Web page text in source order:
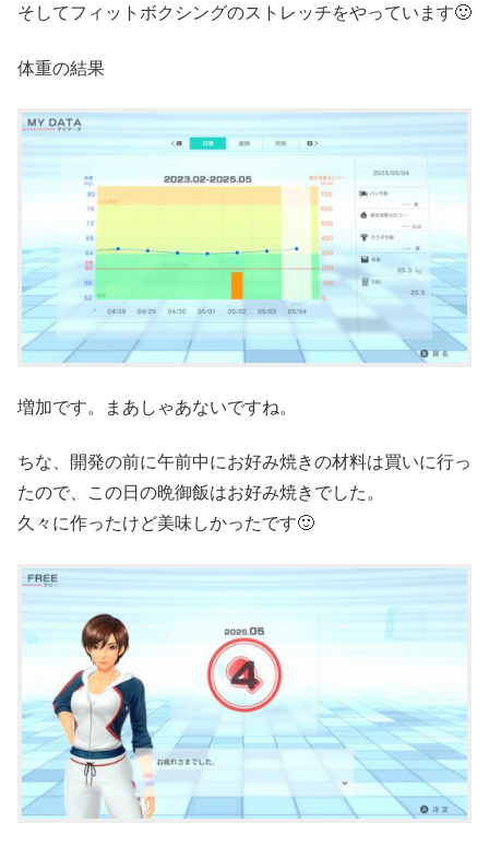
そしてフィットボクシングのストレッチをやっています🙂
体重の結果
増加です。まあしゃあないですね。
ちな、開発の前に午前中にお好み焼きの材料は買いに行っ
たので、この日の晩御飯はお好み焼きでした。
久々に作ったけど美味しかったです🙂